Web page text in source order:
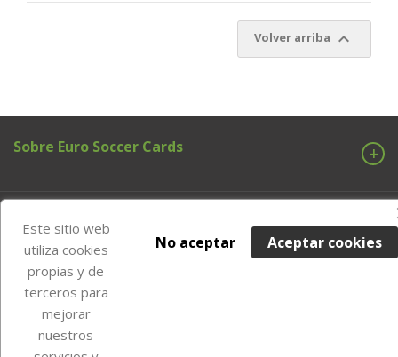
Volver arriba 
Sobre Euro Soccer Cards
Su cuenta
Información de la tienda
Este sitio web
utiliza cookies
propias y de
terceros para
mejorar
nuestros
Aceptar cookies
No aceptar